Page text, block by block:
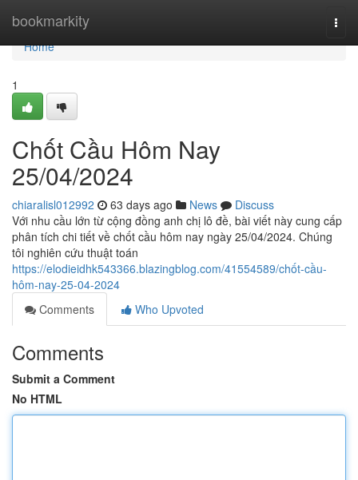
bookmarkity
Home
Home
1
Chốt Cầu Hôm Nay
25/04/2024
chiaralisl012992 63 days ago News
Discuss
Với nhu cầu lớn từ cộng đồng anh chị lô đề, bài viết này cung cấp
phân tích chi tiết về chốt cầu hôm nay ngày 25/04/2024. Chúng
tôi nghiên cứu thuật toán
https://elodieidhk543366.blazingblog.com/41554589/chốt-cầu-
hôm-nay-25-04-2024
Comments
Who Upvoted
Comments
Submit a Comment
No HTML